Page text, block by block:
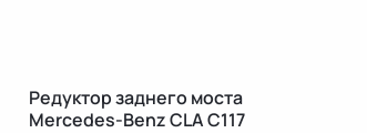
Редуктор заднего моста
Mercedes-Benz CLA C117